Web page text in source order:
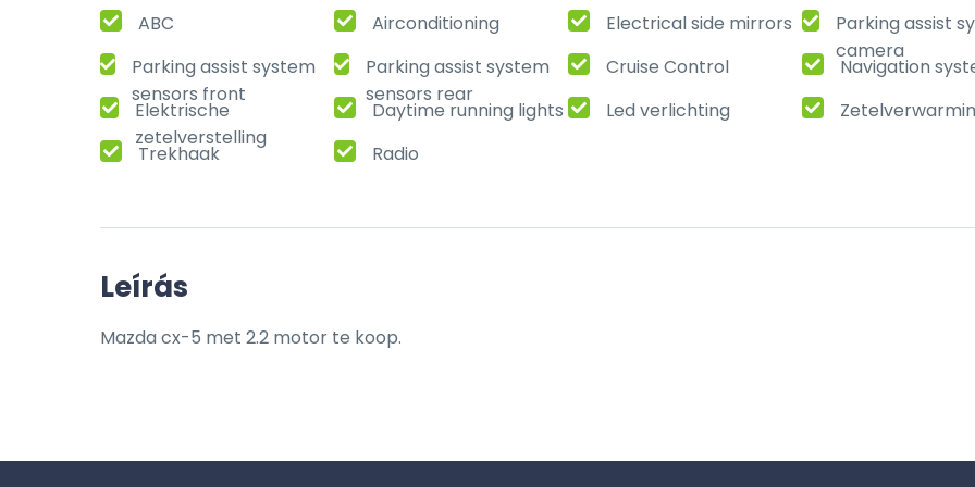
ABC Airconditioning Electrical side mirrors
Parking assist
camera
Parking assist system
sensors front
Parking assist system
sensors rear
Cruise Control
Navigation
Elektrische
zetelverstelling
Daytime running lights Led verlichting
Trekhaak
Radio
Leírás
Mazda cx-5 met 2.2 motor te koop.